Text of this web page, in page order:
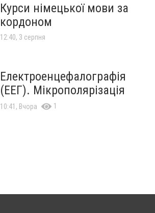
Курси німецької мови за
кордоном
12:40, 3 серпня
Електроенцефалографія
(ЕЕГ). Мікрополярізація
10:41, Вчора 1